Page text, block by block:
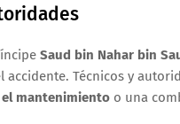
Saud bin Nahar bin
accidente. Técnicos y
el mantenimiento o una